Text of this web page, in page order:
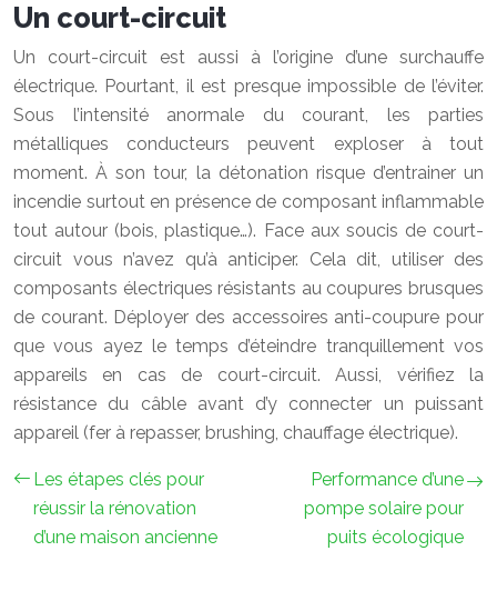
Un court-circuit
Un court-circuit est aussi à l’origine d’une surchauffe
électrique. Pourtant, il est presque impossible de l’éviter.
Sous l’intensité anormale du courant, les parties
métalliques conducteurs peuvent exploser à tout
moment. À son tour, la détonation risque d’entrainer un
incendie surtout en présence de composant inflammable
tout autour (bois, plastique…). Face aux soucis de court-
circuit vous n’avez qu’à anticiper. Cela dit, utiliser des
composants électriques résistants au coupures brusques
de courant. Déployer des accessoires anti-coupure pour
que vous ayez le temps d’éteindre tranquillement vos
appareils en cas de court-circuit. Aussi, vérifiez la
résistance du câble avant d’y connecter un puissant
appareil (fer à repasser, brushing, chauffage électrique).
Les étapes clés pour
réussir la rénovation
d’une maison ancienne
Performance d’une
pompe solaire pour
puits écologique